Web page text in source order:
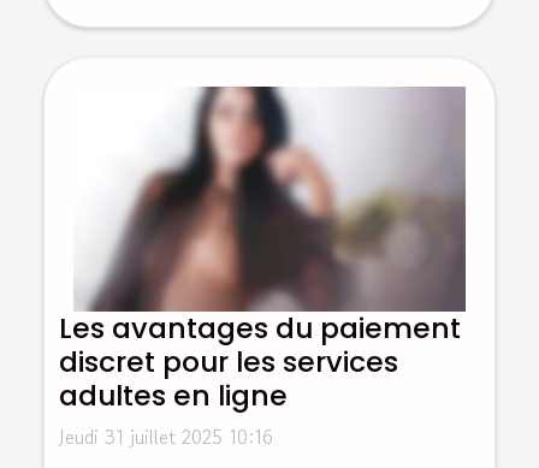
Les avantages du paiement
discret pour les services
adultes en ligne
Jeudi 31 juillet 2025 10:16